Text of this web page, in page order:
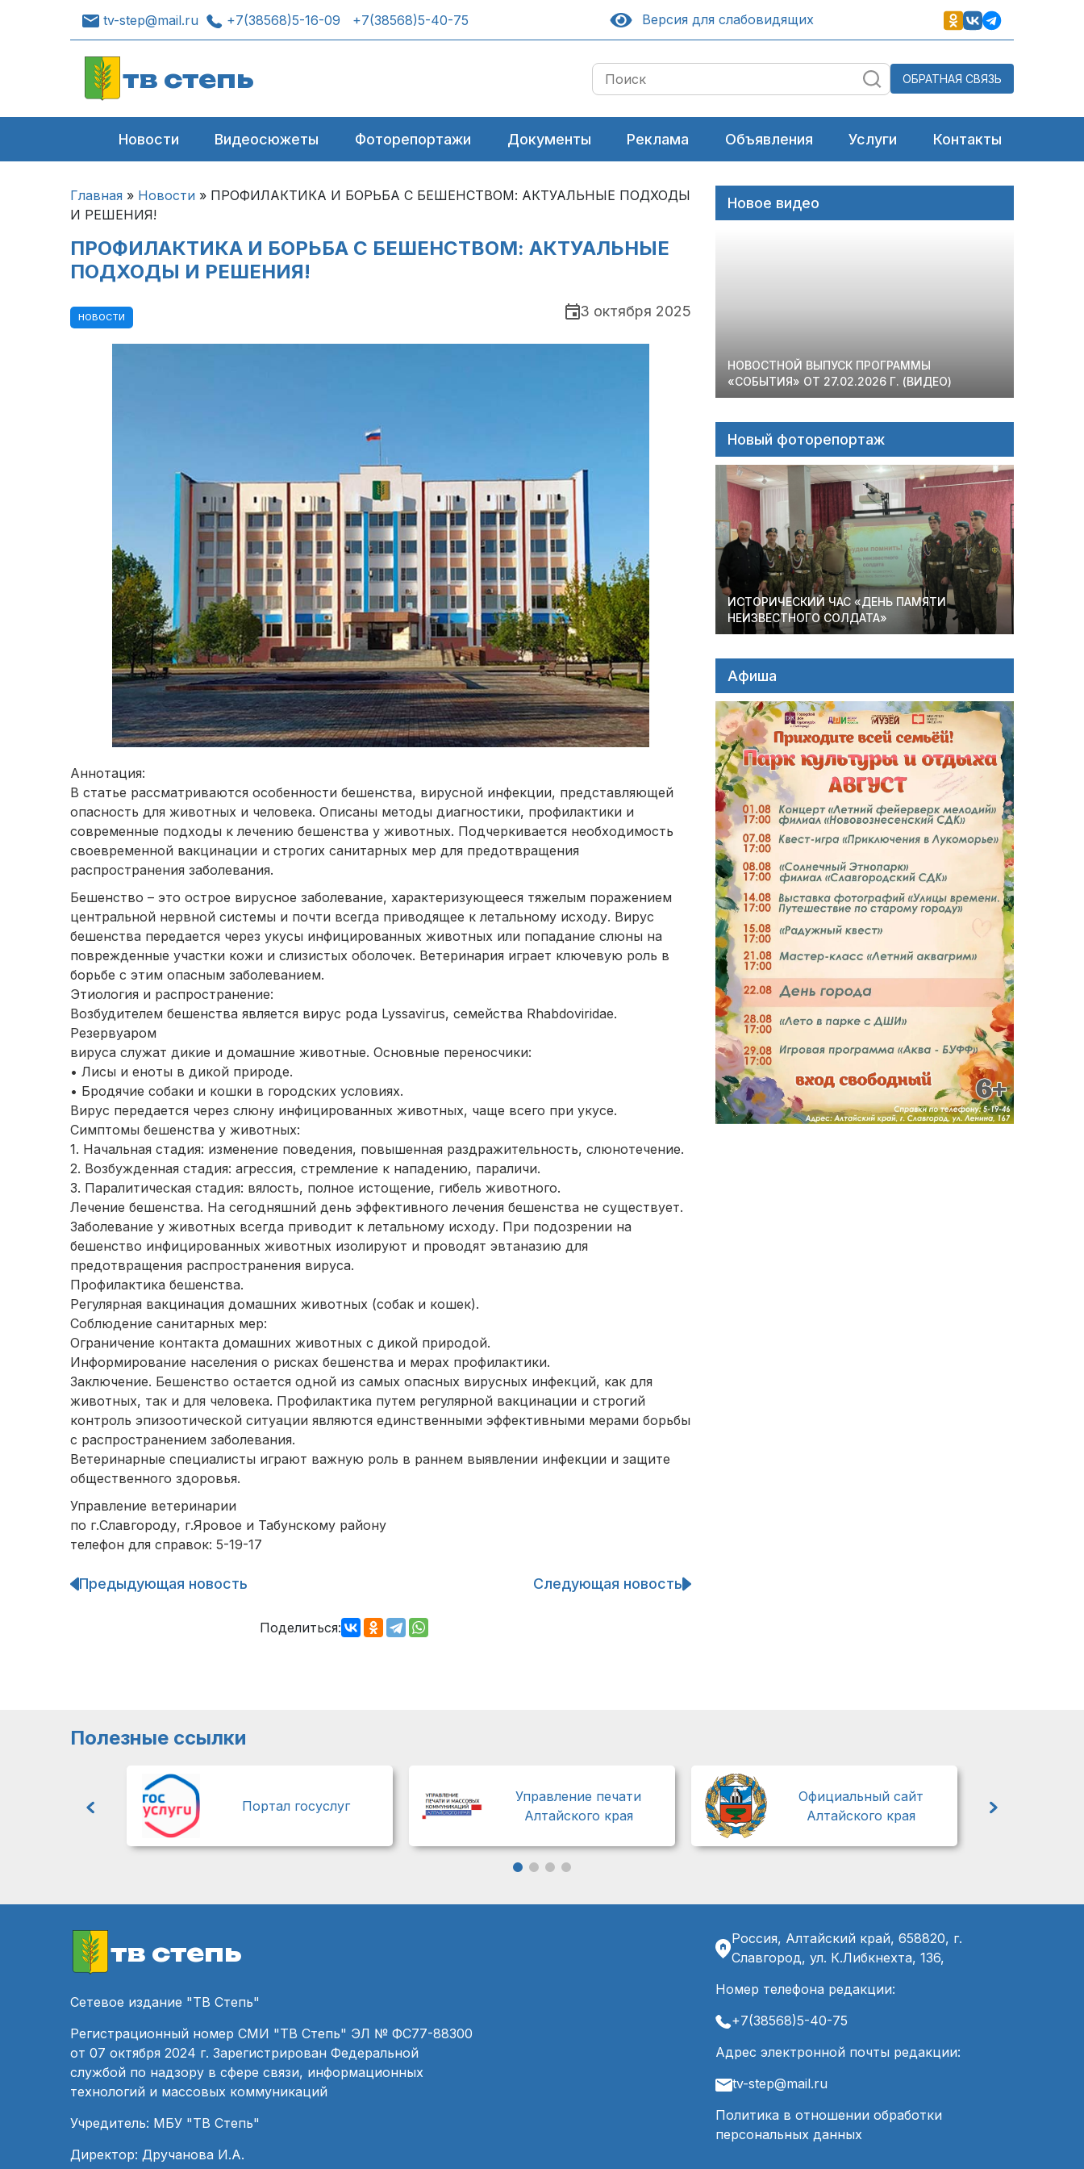
tv-step@mail.ru +7(38568)5-16-09 +7(38568)5-40-75 Версия для слабовидящих
тв степь ОБРАТНАЯ СВЯЗЬ
Новости Видеосюжеты Фоторепортажи Документы Реклама Объявления Услуги Контакты
Главная » Новости » ПРОФИЛАКТИКА И БОРЬБА С БЕШЕНСТВОМ: АКТУАЛЬНЫЕ ПОДХОДЫ
И РЕШЕНИЯ!
ПРОФИЛАКТИКА И БОРЬБА С БЕШЕНСТВОМ: АКТУАЛЬНЫЕ
ПОДХОДЫ И РЕШЕНИЯ!
НОВОСТИ 3 октября 2025
Аннотация:
В статье рассматриваются особенности бешенства, вирусной инфекции, представляющей
опасность для животных и человека. Описаны методы диагностики, профилактики и
современные подходы к лечению бешенства у животных. Подчеркивается необходимость
своевременной вакцинации и строгих санитарных мер для предотвращения
распространения заболевания.
Бешенство – это острое вирусное заболевание, характеризующееся тяжелым поражением
центральной нервной системы и почти всегда приводящее к летальному исходу. Вирус
бешенства передается через укусы инфицированных животных или попадание слюны на
поврежденные участки кожи и слизистых оболочек. Ветеринария играет ключевую роль в
борьбе с этим опасным заболеванием.
Этиология и распространение:
Возбудителем бешенства является вирус рода Lyssavirus, семейства Rhabdoviridae.
Резервуаром
вируса служат дикие и домашние животные. Основные переносчики:
• Лисы и еноты в дикой природе.
• Бродячие собаки и кошки в городских условиях.
Вирус передается через слюну инфицированных животных, чаще всего при укусе.
Симптомы бешенства у животных:
1. Начальная стадия: изменение поведения, повышенная раздражительность, слюнотечение.
2. Возбужденная стадия: агрессия, стремление к нападению, параличи.
3. Паралитическая стадия: вялость, полное истощение, гибель животного.
Лечение бешенства. На сегодняшний день эффективного лечения бешенства не существует.
Заболевание у животных всегда приводит к летальному исходу. При подозрении на
бешенство инфицированных животных изолируют и проводят эвтаназию для
предотвращения распространения вируса.
Профилактика бешенства.
Регулярная вакцинация домашних животных (собак и кошек).
Соблюдение санитарных мер:
Ограничение контакта домашних животных с дикой природой.
Информирование населения о рисках бешенства и мерах профилактики.
Заключение. Бешенство остается одной из самых опасных вирусных инфекций, как для
животных, так и для человека. Профилактика путем регулярной вакцинации и строгий
контроль эпизоотической ситуации являются единственными эффективными мерами борьбы
с распространением заболевания.
Ветеринарные специалисты играют важную роль в раннем выявлении инфекции и защите
общественного здоровья.
Управление ветеринарии
по г.Славгороду, г.Яровое и Табунскому району
телефон для справок: 5-19-17
Навигация
Предыдующая новость Следующая новость
Поделиться:
Новое видео
НОВОСТНОЙ ВЫПУСК ПРОГРАММЫ
«СОБЫТИЯ» ОТ 27.02.2026 Г. (ВИДЕО)
Новый фоторепортаж
ИСТОРИЧЕСКИЙ ЧАС «ДЕНЬ ПАМЯТИ
НЕИЗВЕСТНОГО СОЛДАТА»
Афиша
Полезные ссылки
Портал госуслуг
Управление печати
Алтайского края
Официальный сайт
Алтайского края
тв степь
Сетевое издание "ТВ Степь"
Регистрационный номер СМИ "ТВ Степь" ЭЛ № ФС77-88300
от 07 октября 2024 г. Зарегистрирован Федеральной
службой по надзору в сфере связи, информационных
технологий и массовых коммуникаций
Учредитель: МБУ "ТВ Степь"
Директор: Дручанова И.А.
Россия, Алтайский край, 658820, г.
Славгород, ул. К.Либкнехта, 136,
Номер телефона редакции:
+7(38568)5-40-75
Адрес электронной почты редакции:
tv-step@mail.ru
Политика в отношении обработки
персональных данных